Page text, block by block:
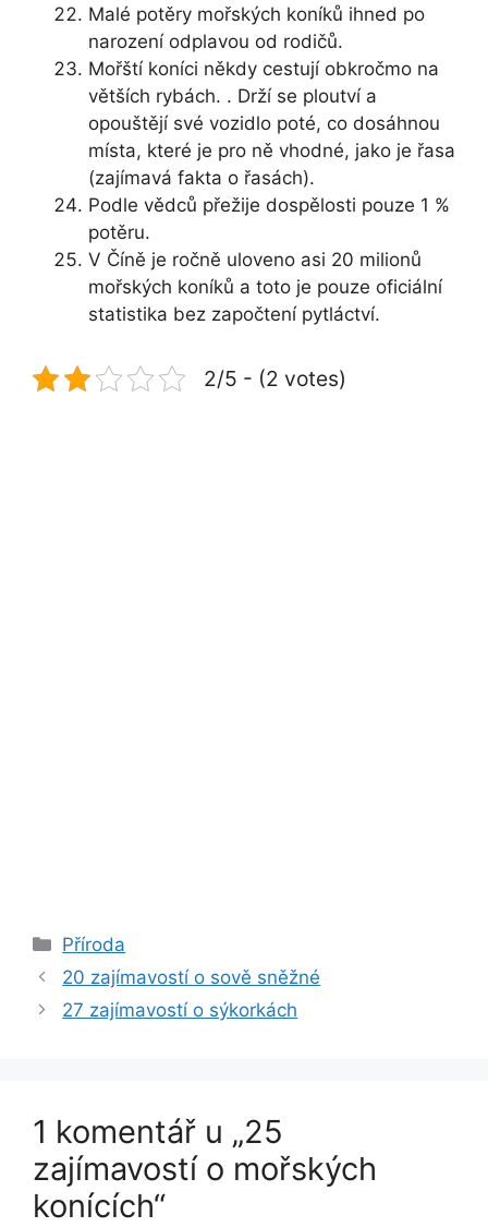
Malé potěry mořských koníků ihned po
narození odplavou od rodičů.
Mořští koníci někdy cestují obkročmo na
větších rybách. . Drží se ploutví a
opouštějí své vozidlo poté, co dosáhnou
místa, které je pro ně vhodné, jako je řasa
(zajímavá fakta o řasách).
Podle vědců přežije dospělosti pouze 1 %
potěru.
V Číně je ročně uloveno asi 20 milionů
mořských koníků a toto je pouze oficiální
statistika bez započtení pytláctví.
2/5 - (2 votes)
Rubriky
Příroda
20 zajímavostí o sově sněžné
27 zajímavostí o sýkorkách
1 komentář u „25
zajímavostí o mořských
konících“